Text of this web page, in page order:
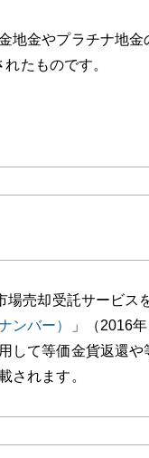
地金やプラチナ地金
たものです。
場売却受託サービス
ンバー）
」（2016
して等価金貨返還や
されます。